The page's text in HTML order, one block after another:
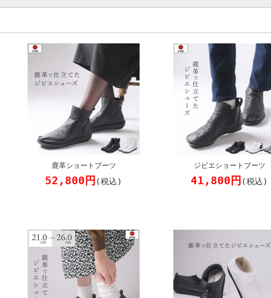
鹿革ショートブーツ
52,800円 (税込)
ジビエショートブーツ
41,800円 (税込)